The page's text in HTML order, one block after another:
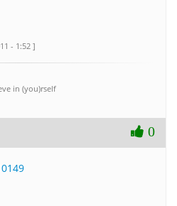
- 1:52 ]
in (you)rself
0